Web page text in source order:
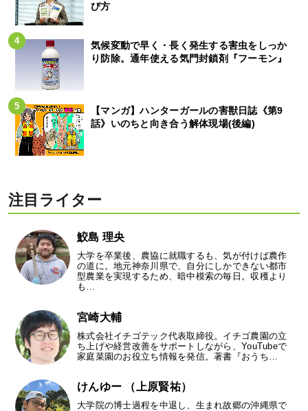
び方
気候変動で早く・長く発生する害虫をしっか
り防除。通年使える気門封鎖剤『フーモン』
【マンガ】ハンターガールの害獣日誌《第9
話》いのちと向き合う解体現場(後編)
注目ライター
鮫島 理央
大学を卒業後、農協に就職するも、気が付けば農作
の道に。地元神奈川県で、自分にしかできない都市
型農業を実現するため、暗中模索の毎日。収穫より
も…
宮崎大輔
株式会社イチゴテック代表取締役。イチゴ農園の立
ち上げや経営改善をサポートしながら、YouTubeで
家庭菜園のお役立ち情報を発信。著書『おうち…
けんゆー （上原賢祐）
大学院の博士過程を中退し、生まれ故郷の沖縄県で